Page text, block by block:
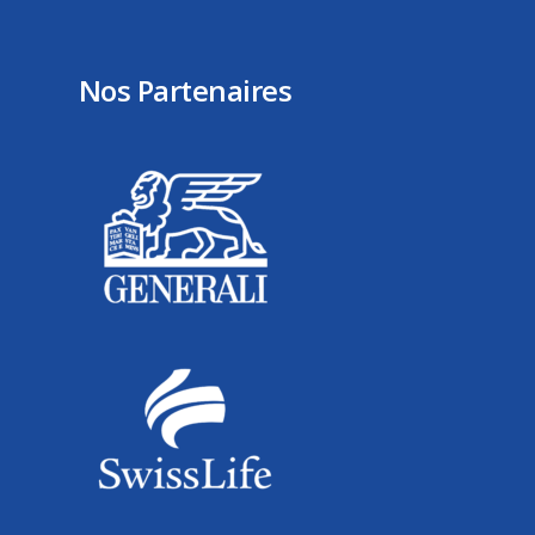
Nos Partenaires